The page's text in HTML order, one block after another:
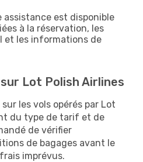
assistance est disponible
à la réservation, les
et les informations de
Lot Polish Airlines
les vols opérés par Lot
du type de tarif et de
de vérifier
de bagages avant le
imprévus.